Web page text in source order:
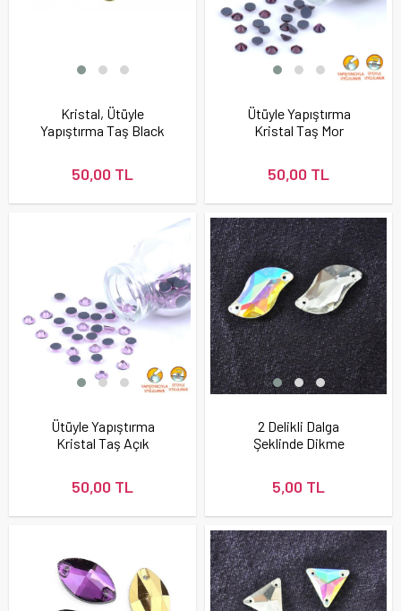
Kristal, Ütüyle
Yapıştırma Taş Black
50,00 TL
Ütüyle Yapıştırma
Kristal Taş Mor
50,00 TL
Ütüyle Yapıştırma
Kristal Taş Açık
50,00 TL
2 Delikli Dalga
Şeklinde Dikme
5,00 TL